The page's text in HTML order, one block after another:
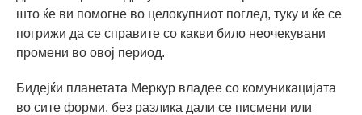
што ќе ви помогне во целокупниот поглед, туку и ќе се
погрижи да се справите со какви било неочекувани
промени во овој период.
Бидејќи планетата Меркур владее со комуникацијата
во сите форми, без разлика дали се писмени или